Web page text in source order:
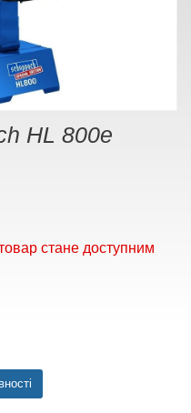
HL 800e
стане доступним